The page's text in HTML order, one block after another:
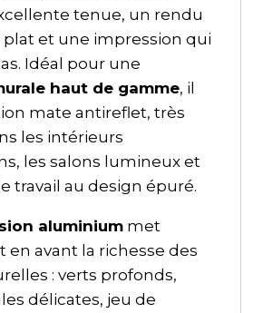
tenue, un rendu
et une impression qui
Idéal pour une
haut de gamme, il
mate antireflet, très
les intérieurs
les salons lumineux et
travail au design épuré.
aluminium met
avant la richesse des
: verts profonds,
délicates, jeu de